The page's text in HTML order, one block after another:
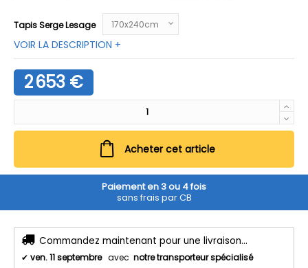
Tapis Serge Lesage
VOIR LA DESCRIPTION +
2 653 €
Acheter cet article
Paiement en 3 ou 4 fois
sans frais par CB
Commandez maintenant pour une livraison...
✔ ven. 11 septembre avec notre transporteur spécialisé